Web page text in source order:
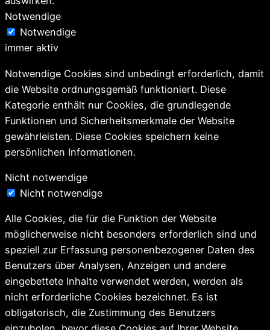
Notwendige
Notwendige
immer aktiv
Notwendige Cookies sind unbedingt erforderlich, damit
die Website ordnungsgemäß funktioniert. Diese
Kategorie enthält nur Cookies, die grundlegende
Funktionen und Sicherheitsmerkmale der Website
gewährleisten. Diese Cookies speichern keine
persönlichen Informationen.
Nicht notwendige
Nicht notwendige
Alle Cookies, die für die Funktion der Website
möglicherweise nicht besonders erforderlich sind und
speziell zur Erfassung personenbezogener Daten des
Benutzers über Analysen, Anzeigen und andere
eingebettete Inhalte verwendet werden, werden als
nicht erforderliche Cookies bezeichnet. Es ist
obligatorisch, die Zustimmung des Benutzers